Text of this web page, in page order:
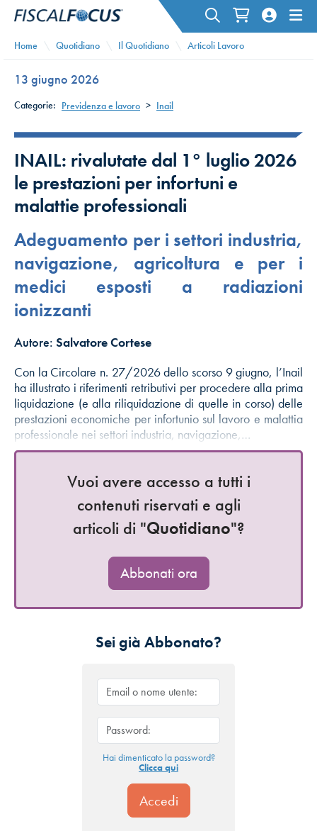
Home Quotidiano Il Quotidiano Articoli Lavoro
13 giugno 2026
Categorie: Previdenza e lavoro > Inail
INAIL: rivalutate dal 1° luglio 2026
le prestazioni per infortuni e
malattie professionali
Adeguamento per i settori industria,
navigazione, agricoltura e per i
medici esposti a radiazioni
ionizzanti
Autore: Salvatore Cortese
Con la Circolare n. 27/2026 dello scorso 9 giugno, l’Inail
ha illustrato i riferimenti retributivi per procedere alla prima
liquidazione (e alla riliquidazione di quelle in corso) delle
prestazioni economiche per infortunio sul lavoro e malattia
professionale nei settori industria, navigazione,…
Vuoi avere accesso a tutti i
contenuti riservati e agli
articoli di "Quotidiano"?
Abbonati ora
Sei già Abbonato?
Hai dimenticato la password?
Clicca qui